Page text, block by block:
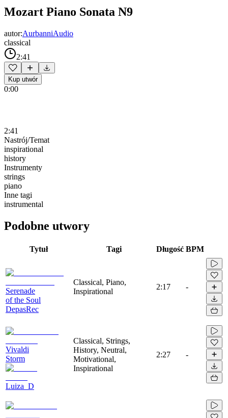
Mozart Piano Sonata N9
autor:AurbanniAudio
classical
2:41
Kup utwór
0:00
2:41
Nastrój/Temat
inspirational
history
Instrumenty
strings
piano
Inne tagi
instrumental
Podobne utwory
Tytuł Tagi Długość BPM
Serenade
of the Soul
DepasRec
Classical, Piano,
Inspirational
2:17 -
Vivaldi
Storm
Luiza_D
Classical, Strings,
History, Neutral,
Motivational,
Inspirational
2:27 -